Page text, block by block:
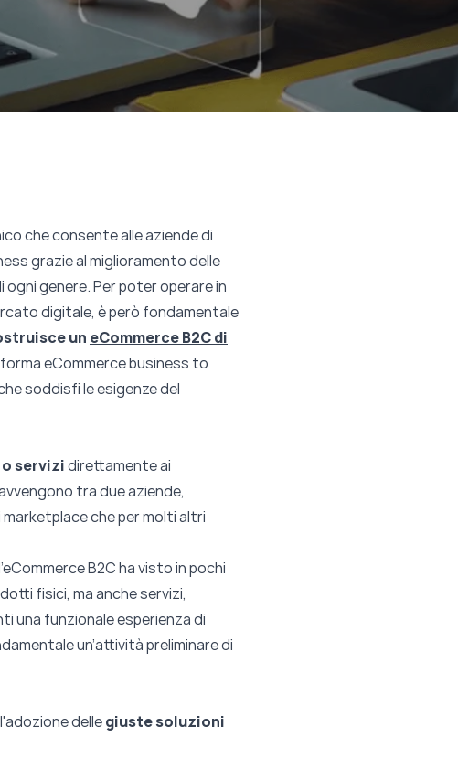
che consente alle aziende di
grazie al miglioramento delle
genere. Per poter operare in
digitale, è però fondamentale
un eCommerce B2Cdi
eCommerce business to
soddisfi le esigenze del
servizidirettamente ai
tra due aziende,
marketplace che per molti altri
B2C ha visto in pochi
fisici, ma anche servizi,
una funzionale esperienza di
un’attività preliminare di
dellegiuste soluzioni